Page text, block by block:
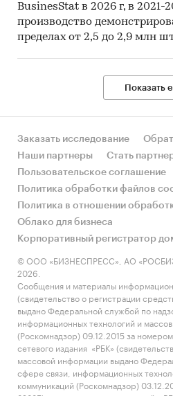
BusinesStat в 2026 г, в 2021-
производство
пределах от 2,5 до 2,9 млн
Показать
Заказать исследование
Наши партнеры
Стать
Пользовательское соглашение
Политика обработки файлов
Политика в отношении
Облако для бизнеса
Корпоративный регистратор
© ООО «БИЗНЕСПРЕСС», АО
2026.
Сообщения и материалы
(свидетельство о регистрации
выдано Федеральной службой по
информационных технологий и
(Роскомнадзор) 09.12.2015 за
сетевого издания «РБК»
массовой информации выдано
сфере связи, информационных
коммуникаций (Роскомнадзор)